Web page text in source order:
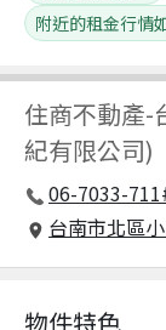
住商不動產-
紀有限公司)
06-7033-
台南市北區
附近的租金行情
物件特色